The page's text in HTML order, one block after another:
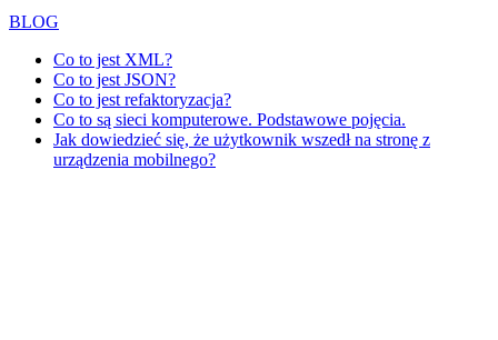
BLOG
Co to jest XML?
Co to jest JSON?
Co to jest refaktoryzacja?
Co to są sieci komputerowe. Podstawowe pojęcia.
Jak dowiedzieć się, że użytkownik wszedł na stronę z
urządzenia mobilnego?